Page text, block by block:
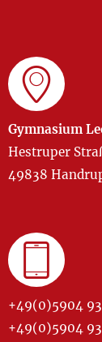
Gymnasium
Hestruper
49838
+49(0)5904
+49(0)5904